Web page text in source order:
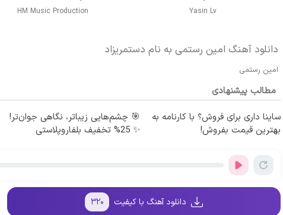
Yasin Lv
HM Music Production
دانلود آهنگ امین رستمی به نام دستمریزاد
امین رستمی
مطالب پیشنهادی
ساینا داری برای فروش؟ با کارنامه به
بهترین قیمت بفروش!
🎯 چشم‌هایی زیباتر، نگاهی جوان‌تر!
✨ 25% تخفیف بلفاروپلاستی
دانلود آهنگ با کیفیت ۳۲۰